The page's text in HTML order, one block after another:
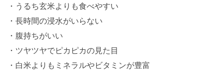
・うるち玄米よりも食べやすい
・長時間の浸水がいらない
・腹持ちがいい
・ツヤツヤでピカピカの見た目
・白米よりもミネラルやビタミンが豊富